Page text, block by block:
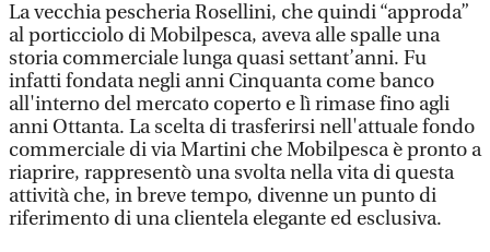
La vecchia pescheria Rosellini, che quindi “approda”
al porticciolo di Mobilpesca, aveva alle spalle una
storia commerciale lunga quasi settant’anni. Fu
infatti fondata negli anni Cinquanta come banco
all'interno del mercato coperto e lì rimase fino agli
anni Ottanta. La scelta di trasferirsi nell'attuale fondo
commerciale di via Martini che Mobilpesca è pronto a
riaprire, rappresentò una svolta nella vita di questa
attività che, in breve tempo, divenne un punto di
riferimento di una clientela elegante ed esclusiva.